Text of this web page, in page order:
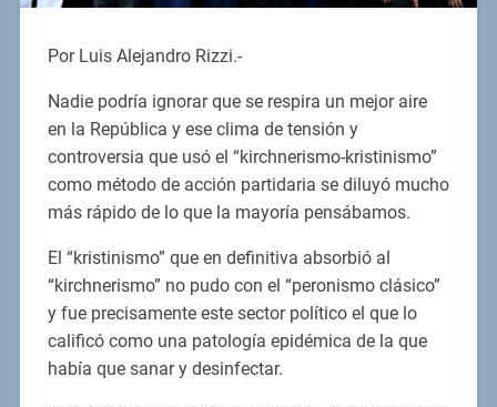
Por Luis Alejandro Rizzi.-
Nadie podría ignorar que se respira un mejor aire
en la República y ese clima de tensión y
controversia que usó el “kirchnerismo-kristinismo”
como método de acción partidaria se diluyó mucho
más rápido de lo que la mayoría pensábamos.
El “kristinismo” que en definitiva absorbió al
“kirchnerismo” no pudo con el “peronismo clásico”
y fue precisamente este sector político el que lo
calificó como una patología epidémica de la que
había que sanar y desinfectar.